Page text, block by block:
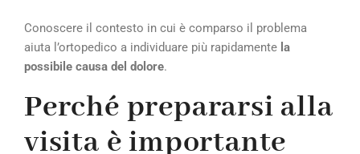
Conoscere il contesto in cui è comparso il problema
aiuta l’ortopedico a individuare più rapidamente la
possibile causa del dolore.
Perché prepararsi alla
visita è importante